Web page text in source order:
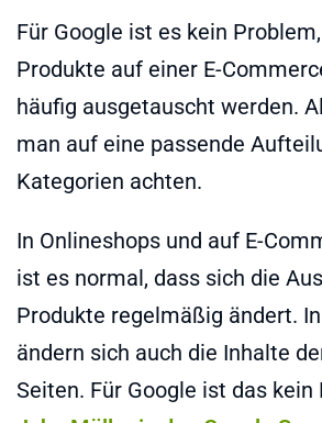
Für Google ist es kein
Produkte auf einer E-
häufig ausgetauscht werden.
man auf eine passende
Kategorien achten.
In Onlineshops und auf E-
ist es normal, dass sich die
Produkte regelmäßig ändert.
ändern sich auch die Inhalte
Seiten. Für Google ist das kein